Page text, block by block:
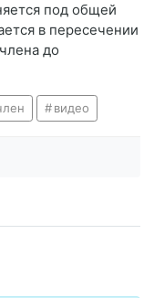
под общей
в пересечении
до
видео